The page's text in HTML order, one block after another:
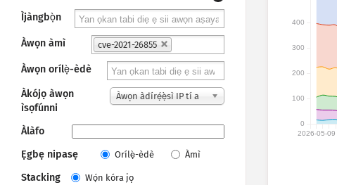
Ìjàngbọ̀n
Àwọn àmì cve-2021-26855
Àwọn orílẹ̀-èdè
Àkójọ àwọn
ìsọfúnni
Àwọn àdírẹ́ẹ̀sì IP tí a
Àlàfo
Ẹgbẹ nipasẹ
Orílẹ̀-èdè Àmì
Stacking
Wọ́n kóra jọ
2026-05-09
0
100
200
300
400